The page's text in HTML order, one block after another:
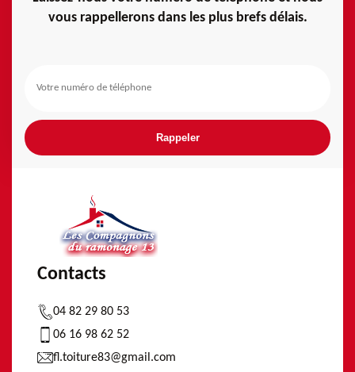
vous rappellerons dans les plus brefs délais.
Contacts
04 82 29 80 53
06 16 98 62 52
fl.toiture83@gmail.com